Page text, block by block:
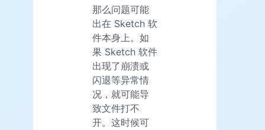
那么问题可能
出在 Sketch 软
件本身上。如
果 Sketch 软件
出现了崩溃或
闪退等异常情
况，就可能导
致文件打不
开。这时候可